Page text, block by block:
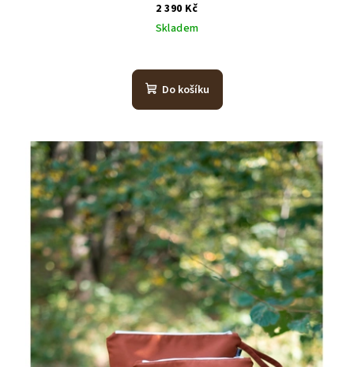
2 390 Kč
Skladem
Do košíku